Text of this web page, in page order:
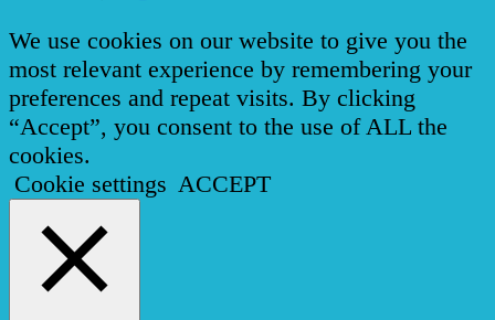
We use cookies on our website to give you the
most relevant experience by remembering your
preferences and repeat visits. By clicking
“Accept”, you consent to the use of ALL the
cookies.
Cookie settings ACCEPT